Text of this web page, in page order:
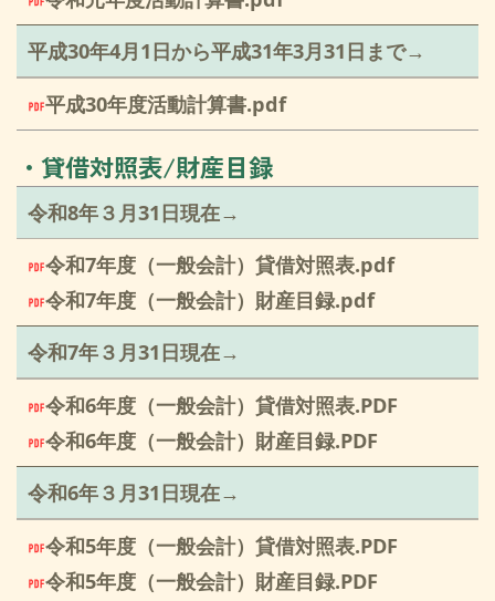
平成30年4月1日から平成31年3月31日まで→
平成30年度活動計算書.pdf
・貸借対照表/財産目録
令和8年３月31日現在→
令和7年度（一般会計）貸借対照表.pdf
令和7年度（一般会計）財産目録.pdf
令和7年３月31日現在→
令和6年度（一般会計）貸借対照表.PDF
令和6年度（一般会計）財産目録.PDF
令和6年３月31日現在→
令和5年度（一般会計）貸借対照表.PDF
令和5年度（一般会計）財産目録.PDF